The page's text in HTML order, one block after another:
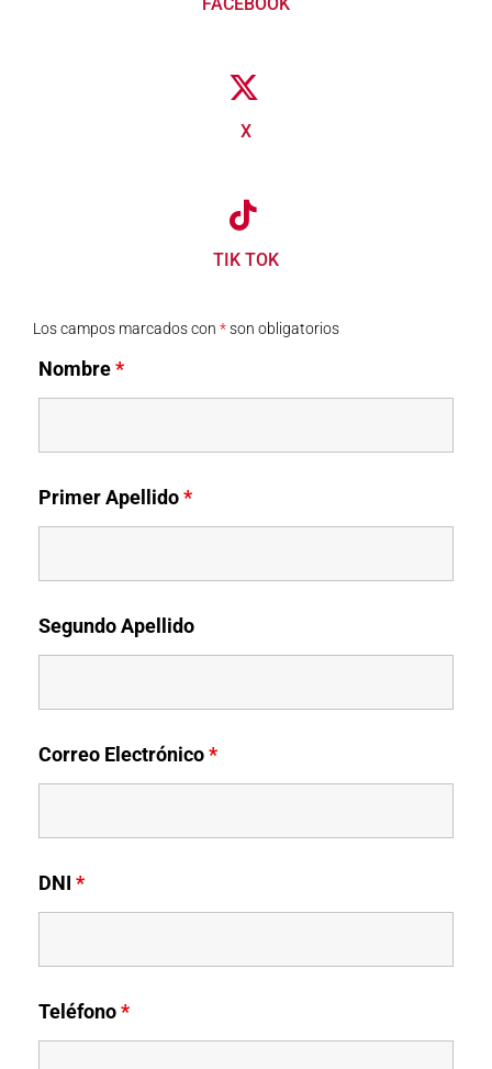
X
TIK TOK
Los campos marcados con *son obligatorios
Nombre*
Primer Apellido*
Segundo Apellido
Correo Electrónico*
DNI *
Teléfono*